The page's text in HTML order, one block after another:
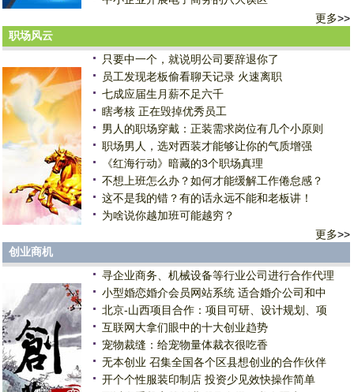
更多>>
职场风云
只要中一个，就说明公司要辞退你了
员工发现老板偷看聊天记录 火速离职
七成应届生月薪不足六千
瞎考核 正在毁掉优秀员工
男人的职场穿戴：正装需求岗位有几个小原则
职场男人，选对西装才能够让你的气质增强
《红海行动》暗藏的3个职场真理
不想上班怎么办？如何才能缓解工作倦怠感？
这不是我的错？有的话永远不能和老板讲！
为啥说你越加班可能越穷？
更多>>
创业商机
寻企业商务、机械设备等行业公司进行合作代理
小型婚恋婚介会员网站系统 适合婚介公司和中
北京-山西项目合作：项目可研、设计规划、项
互联网大拿们眼中的十大创业趋势
宠物裁缝：给宠物量体裁衣很吃香
无本创业 召集全国各个区县想创业的合作伙伴
开个个性服装印制店 投资少见效快操作简单